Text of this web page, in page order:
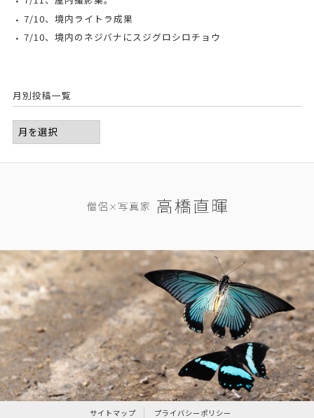
7/10、境内ライトラ成果
7/10、境内のネジバナにスジグロシロチョウ
月別投稿一覧
サイトマップ プライバシーポリシー